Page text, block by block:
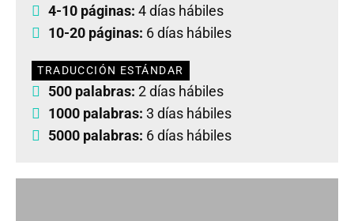
4-10 páginas: 4 días hábiles
10-20 páginas: 6 días hábiles
TRADUCCIÓN ESTÁNDAR
500 palabras: 2 días hábiles
1000 palabras: 3 días hábiles
5000 palabras: 6 días hábiles